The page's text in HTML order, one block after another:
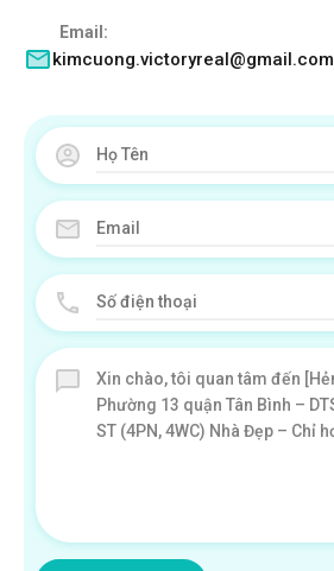
Email:
kimcuong.victoryreal@gmail.com